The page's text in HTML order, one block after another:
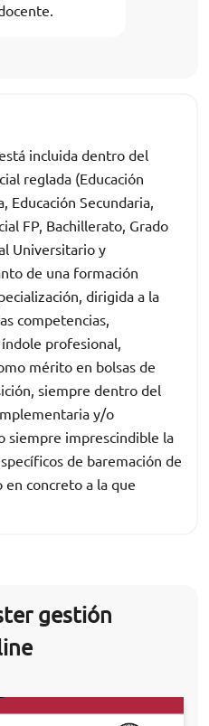
incluida dentro del
reglada (Educación
Educación Secundaria,
FP, Bachillerato, Grado
Universitario y
de una formación
dirigida a la
competencias,
profesional,
mérito en bolsas de
siempre dentro del
y/o
siempre imprescindible la
de baremación de
en concreto a la que
gestión